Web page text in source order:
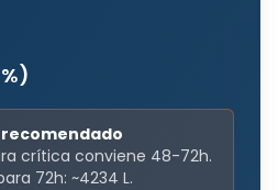
crítica conviene 48-72h.
72h: ~4234 L.